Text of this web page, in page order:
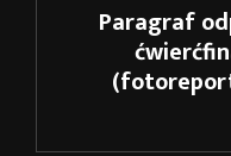
Paragraf